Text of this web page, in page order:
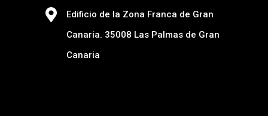
Edificio de la Zona Franca de Gran
Canaria. 35008 Las Palmas de Gran
Canaria